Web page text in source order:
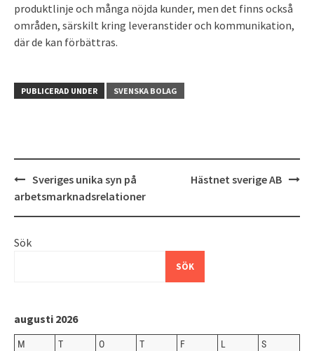
produktlinje och många nöjda kunder, men det finns också
områden, särskilt kring leveranstider och kommunikation,
där de kan förbättras.
PUBLICERAD UNDER SVENSKA BOLAG
Inläggsnavigering
Sveriges unika syn på
arbetsmarknadsrelationer
Hästnet sverige AB
Sök
SÖK
augusti 2026
M T O T F L S